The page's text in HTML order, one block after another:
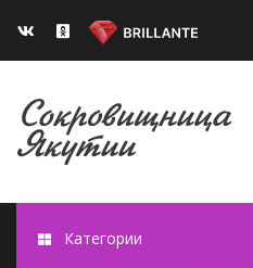
Категории